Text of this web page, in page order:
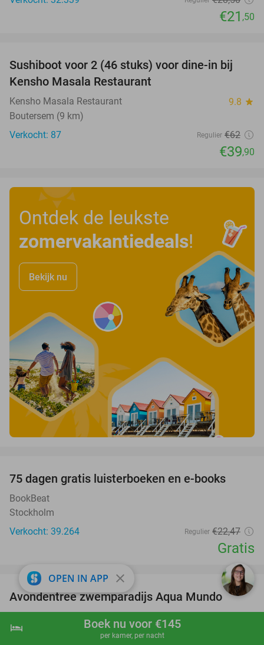
shopping_cart Boek nu
hotel Boek nu voor €145
per kamer, per nacht
€21 ,50
36%
Sushiboot voor 2 (46 stuks) voor dine-in bij
Kensho Masala Restaurant
Kensho Masala Restaurant 9.8 star
Boutersem (9 km)
Verkocht: 87
Regulier €62
€39,90
Ontdek de leukste
zomervakantiedeals!
Bekijk nu
75 dagen gratis luisterboeken en e-books
BookBeat
Stockholm
Verkocht: 39.264
Regulier €22,47
Gratis
25%
favorite_border
Avondentree zwemparadijs Aqua Mundo
De Haan
OPEN IN APP close